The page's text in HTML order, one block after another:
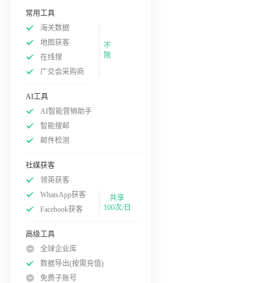
常用工具
海关数据
地图获客
在线搜
广交会采购商
不
限
AI工具
AI智能营销助手
智能搜邮
邮件检测
社媒获客
领英获客
WhatsApp获客
Facebook获客
共享
100次/日
高级工具
全球企业库
数据导出(按需充值)
免费子账号